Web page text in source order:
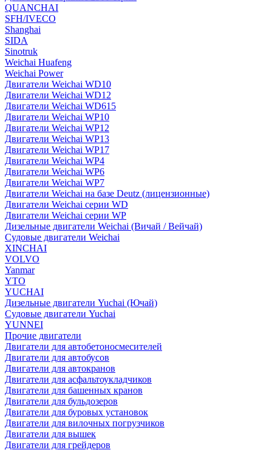
QUANCHAI
SFH/IVECO
Shanghai
SIDA
Sinotruk
Weichai Huafeng
Weichai Power
Двигатели Weichai WD10
Двигатели Weichai WD12
Двигатели Weichai WD615
Двигатели Weichai WP10
Двигатели Weichai WP12
Двигатели Weichai WP13
Двигатели Weichai WP17
Двигатели Weichai WP4
Двигатели Weichai WP6
Двигатели Weichai WP7
Двигатели Weichai на базе Deutz (лицензионные)
Двигатели Weichai серии WD
Двигатели Weichai серии WP
Дизельные двигатели Weichai (Вичай / Вейчай)
Судовые двигатели Weichai
XINCHAI
VOLVO
Yanmar
YTO
YUCHAI
Дизельные двигатели Yuchai (Ючай)
Судовые двигатели Yuchai
YUNNEI
Прочие двигатели
Двигатели для автобетоносмесителей
Двигатели для автобусов
Двигатели для автокранов
Двигатели для асфальтоукладчиков
Двигатели для башенных кранов
Двигатели для бульдозеров
Двигатели для буровых установок
Двигатели для вилочных погрузчиков
Двигатели для вышек
Двигатели для грейдеров